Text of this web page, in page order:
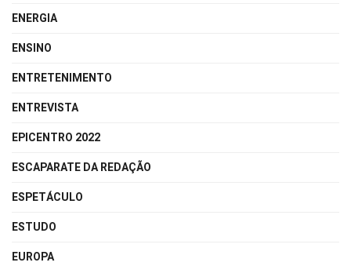
ENERGIA
ENSINO
ENTRETENIMENTO
ENTREVISTA
EPICENTRO 2022
ESCAPARATE DA REDAÇÃO
ESPETÁCULO
ESTUDO
EUROPA